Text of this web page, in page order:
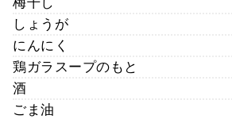
しょうが
にんにく
鶏ガラスープのもと
酒
ごま油